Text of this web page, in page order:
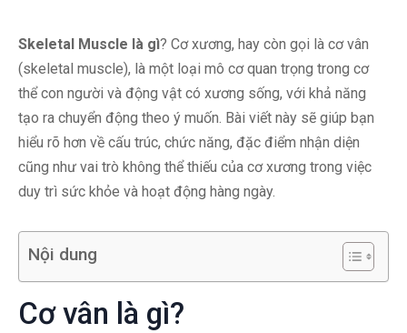
Skeletal Muscle là gì? Cơ xương, hay còn gọi là cơ vân
(skeletal muscle), là một loại mô cơ quan trọng trong cơ
thể con người và động vật có xương sống, với khả năng
tạo ra chuyển động theo ý muốn. Bài viết này sẽ giúp bạn
hiểu rõ hơn về cấu trúc, chức năng, đặc điểm nhận diện
cũng như vai trò không thể thiếu của cơ xương trong việc
duy trì sức khỏe và hoạt động hàng ngày.
Nội dung
Cơ vân là gì?